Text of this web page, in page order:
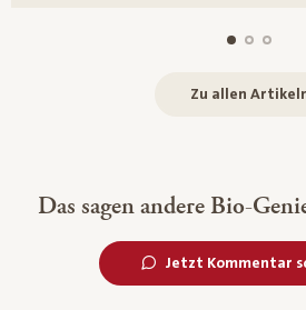
Zu allen
Das sagen andere Bio-
Jetzt Kommentar